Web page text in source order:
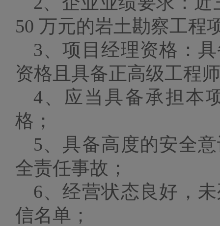
50 万元的岩土勘察工程
3、项目经理资格：
资格且具备正高级工程
4、应当具备承担本
格；
5、具备高度的安全
全责任事故；
6、经营状态良好，
信名单；